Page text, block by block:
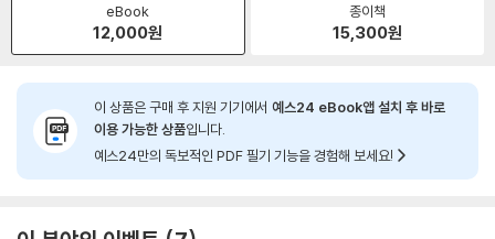
eBook
12,000원
종이책
15,300원
이 상품은 구매 후 지원 기기에서 예스24 eBook앱 설치 후 바로
이용 가능한 상품입니다.
예스24만의 독보적인 PDF 필기 기능을 경험해 보세요!